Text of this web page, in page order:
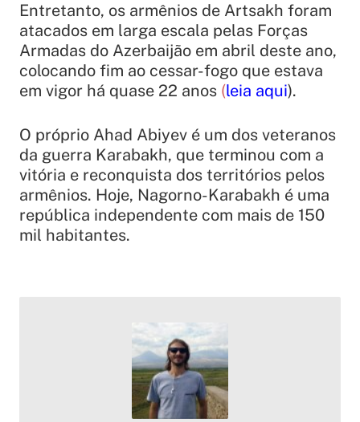
Entretanto, os armênios de Artsakh foram
atacados em larga escala pelas Forças
Armadas do Azerbaijão em abril deste ano,
colocando fim ao cessar-fogo que estava
em vigor há quase 22 anos (leia aqui).
O próprio Ahad Abiyev é um dos veteranos
da guerra Karabakh, que terminou com a
vitória e reconquista dos territórios pelos
armênios. Hoje, Nagorno-Karabakh é uma
república independente com mais de 150
mil habitantes.